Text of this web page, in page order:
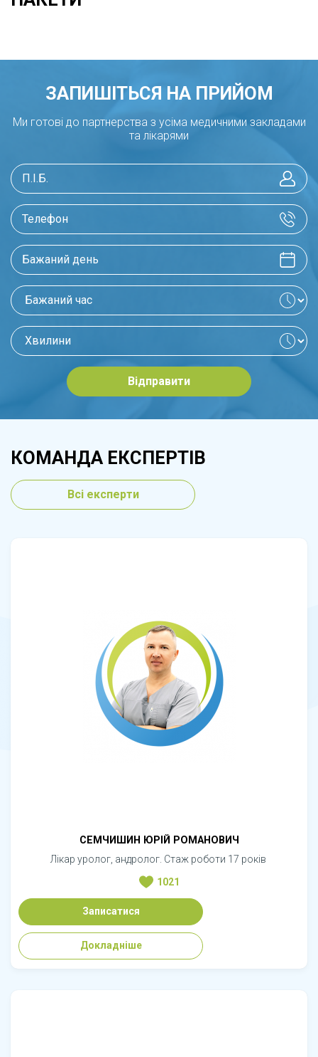
ЗАПИШІТЬСЯ НА ПРИЙОМ
Ми готові до партнерства з усіма медичними закладами
та лікарями
Відправити
КОМАНДА ЕКСПЕРТІВ
Всі експерти
СЕМЧИШИН ЮРІЙ РОМАНОВИЧ
Лікар уролог, андролог. Стаж роботи 17 років
1021
Записатися
Докладніше